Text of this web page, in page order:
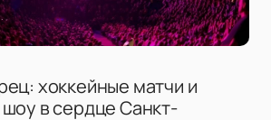
хоккейные матчи и
в сердце Санкт-